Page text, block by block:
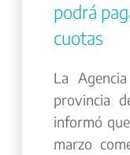
podrá
cuotas
La
provincia
informó
marzo